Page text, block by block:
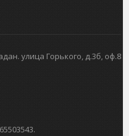
улица Горького, д.3б, оф.8